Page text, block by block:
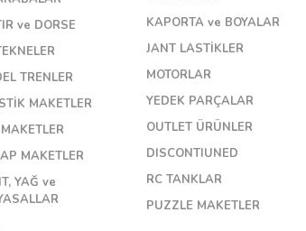
ve DORSE
TRENLER
MAKETLER
MAKETLER
YAĞ ve
KAPORTA ve BOYALAR
JANT LASTİKLER
MOTORLAR
YEDEK PARÇALAR
OUTLET ÜRÜNLER
DISCONTIUNED
RC TANKLAR
PUZZLE MAKETLER